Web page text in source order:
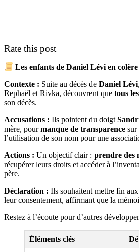
Rate this post
Les enfants de Daniel Lévi en
Contexte : Suite au décès de Daniel Lévi
Rephaël et Rivka, découvrent que tous
son décès.
Accusations : Ils pointent du doigt
mère, pourmanque de transparence sur
l’utilisation de son nom pour une
Actions : Un objectif clair : prendre des
récupérer leurs droits et accéder à
père.
Déclaration : Ils souhaitent mettre fin
leur consentement, affirmant que la
Restez à l’écoute pour d’autres
Éléments clés